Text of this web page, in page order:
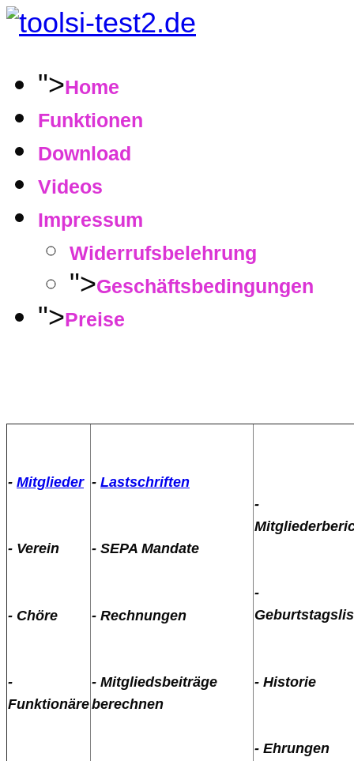
">Home
Funktionen
Download
Videos
Impressum
Widerrufsbelehrung
">Geschäftsbedingungen
">Preise
- Mitglieder
- Verein
- Chöre
-
Funktionäre
- Lastschriften
- SEPA Mandate
- Rechnungen
- Mitgliedsbeiträge
berechnen
-
-
- Historie
- Ehrungen